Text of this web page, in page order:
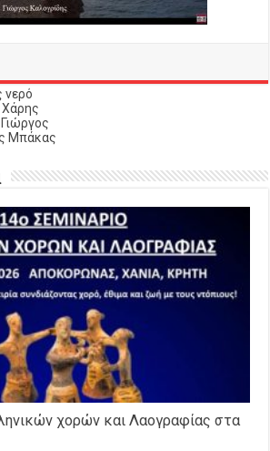
νερό
Χάρης
Μπάκας
χορών και Λαογραφίας στα